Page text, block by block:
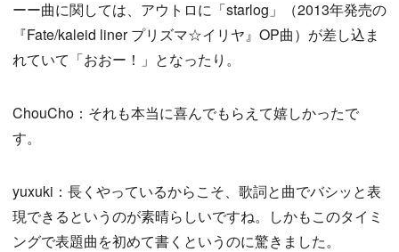
ーー曲に関しては、アウトロに「starlog」（2013年発売の
『Fate/kaleid liner プリズマ☆イリヤ』OP曲）が差し込ま
れていて「おおー！」となったり。
ChouCho：それも本当に喜んでもらえて嬉しかったで
す。
yuxuki：長くやっているからこそ、歌詞と曲でバシッと表
現できるというのが素晴らしいですね。しかもこのタイミ
ングで表題曲を初めて書くというのに驚きました。